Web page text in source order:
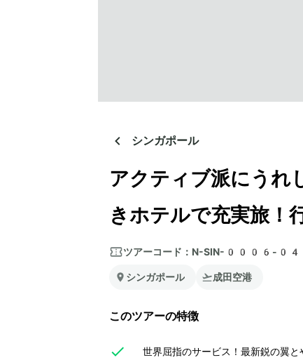
シンガポール
アクティブ派にうれ
きホテルで充実旅！
ツアーコード： N-SIN-0006-
シンガポール 成田空港
このツアーの特徴
世界屈指のサービス！最新鋭の翼